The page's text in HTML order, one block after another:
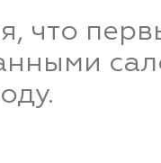
что